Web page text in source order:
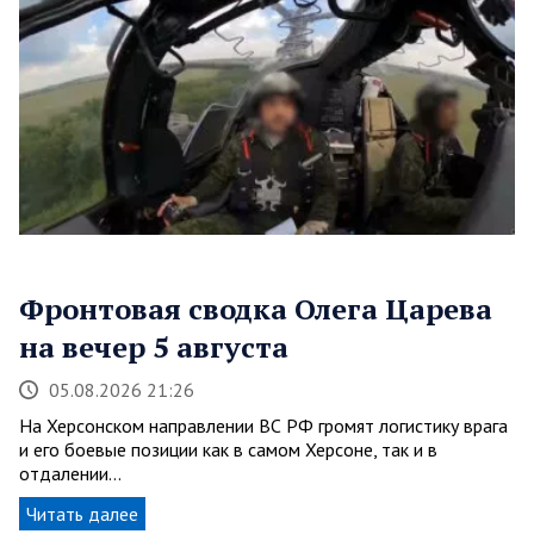
Фронтовая сводка Олега Царева
на вечер 5 августа
05.08.2026 21:26
На Херсонском направлении ВС РФ громят логистику врага
и его боевые позиции как в самом Херсоне, так и в
отдалении…
Читать далее